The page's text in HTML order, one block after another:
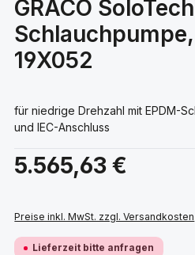
GRACO
19X052
für niedrige Drehzahl mit EPDM-
und IEC-Anschluss
Regulärer Preis:
5.565,63 €
Preise inkl. MwSt. zzgl. Versandkosten
Lieferzeit bitte anfragen